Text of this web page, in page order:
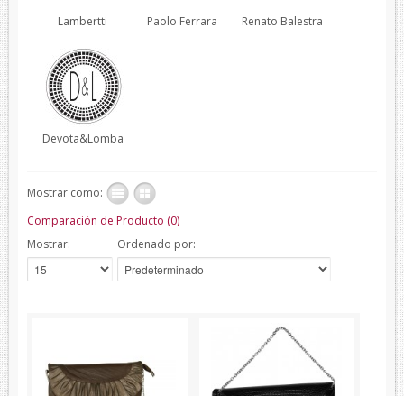
Verano
Corbatas
Corbatas Devota&Lomba
Pajaritas
Corbatas Lambertti
Corbatas Marca Blanca
Pañuelos
Pañuelos Devota&Lomba
Pañuelos Marca Blanca
Belfe
Howards London
Lambertti Paolo Ferrara Renato Balestra
Devota&Lomba
Mostrar como:
Comparación de Producto (0)
Mostrar:
Ordenado por: